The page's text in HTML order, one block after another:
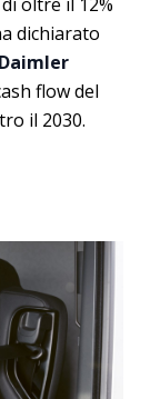
dichiarato
flow del
il 2030.